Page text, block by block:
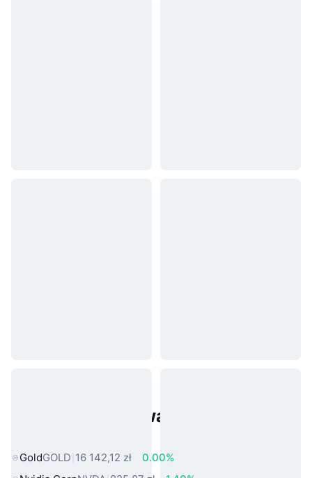
Popularne aktywa ze świata
GoldGOLD 16 142,12 zł
0.00%